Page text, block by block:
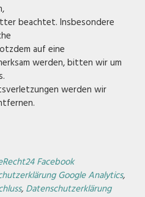
beachtet. Insbesondere
auf eine
werden, bitten wir um
werden wir
Facebook
Google Analytics,
, Datenschutzerklärung